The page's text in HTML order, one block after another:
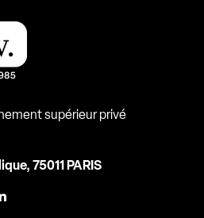
supérieur privé
75011 PARIS